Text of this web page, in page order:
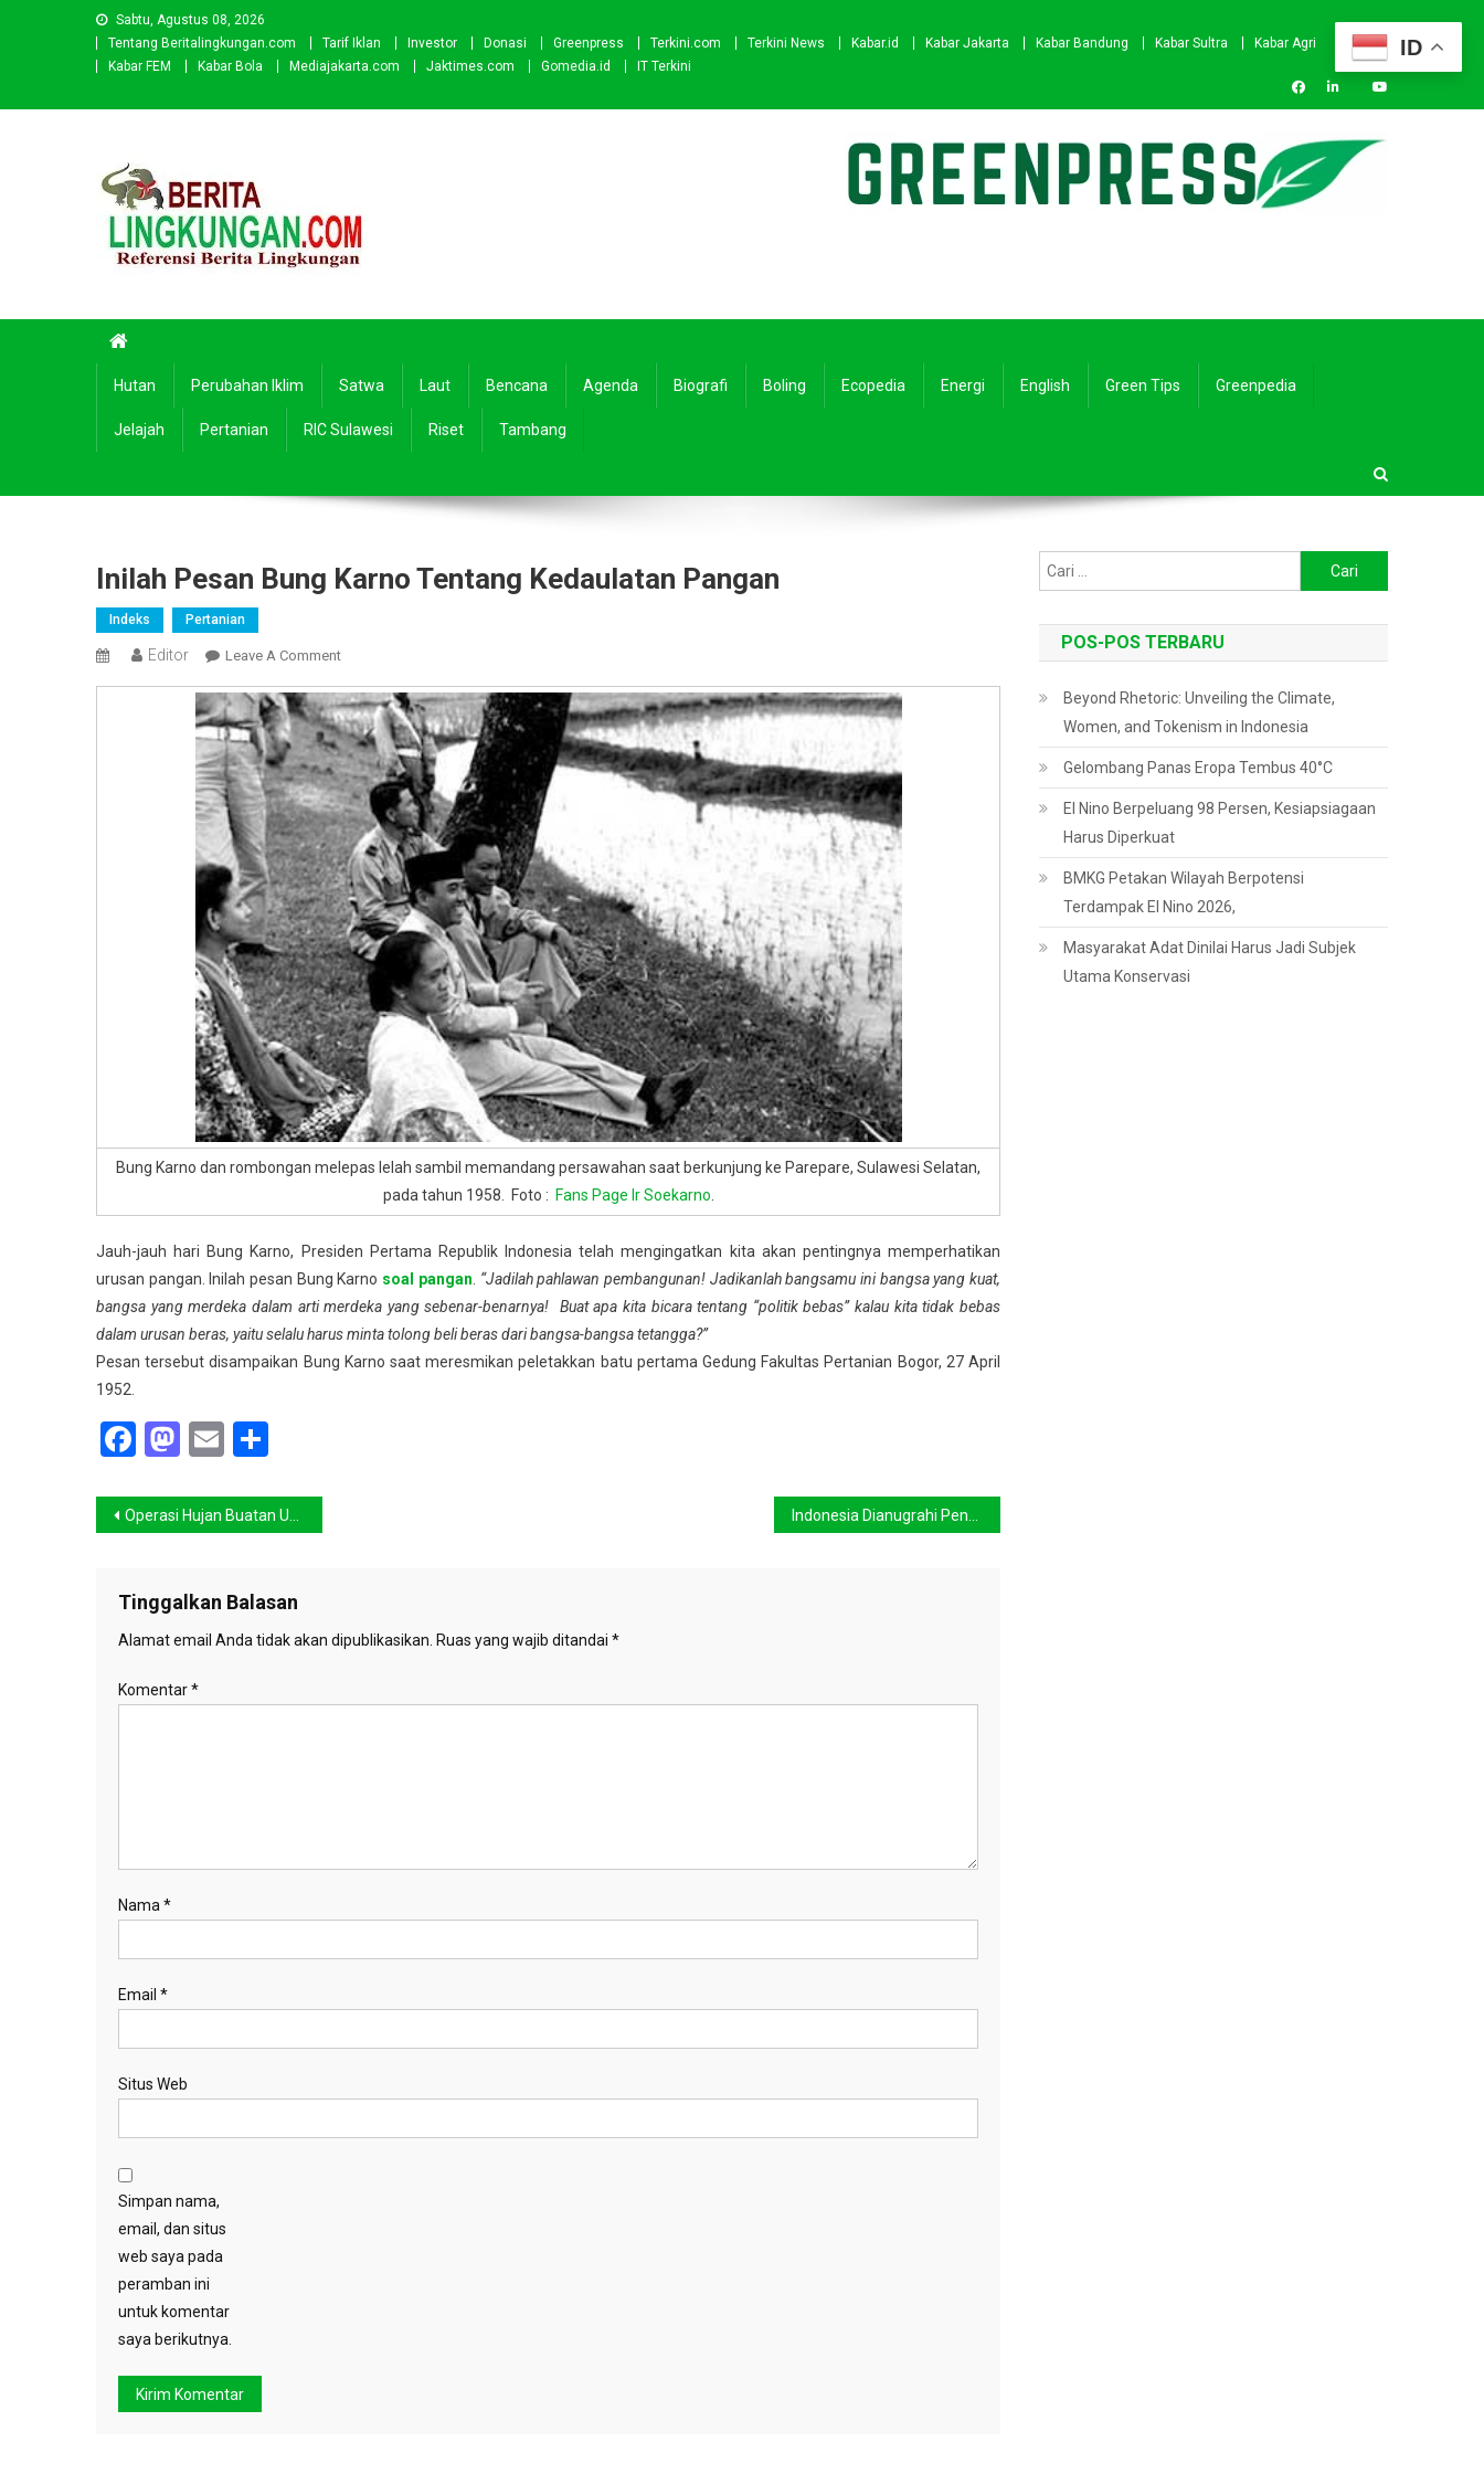
Sabtu, Agustus 08, 2026
Tentang Beritalingkungan.com
Tarif Iklan Investor Donasi Greenpress Terkini.com Terkini News Kabar.id Kabar Jakarta Kabar Bandung Kabar Sultra
Kabar Agri
Kabar FEM
Kabar Bola Mediajakarta.com Jaktimes.com Gomedia.id IT Terkini
Hutan Perubahan Iklim Satwa Laut Bencana Agenda Biografi Boling Ecopedia Energi English Green Tips Greenpedia
Jelajah Pertanian RIC Sulawesi Riset Tambang
Inilah Pesan Bung Karno Tentang Kedaulatan Pangan
Indeks Pertanian
Editor Leave A CommentOn
Pesan
Bung
Karno
Tentang
Kedaulatan
Pangan
Bung Karno dan rombongan melepas lelah sambil memandang persawahan saat berkunjung ke Parepare, Sulawesi Selatan,
pada tahun 1958. Foto : Fans Page Ir Soekarno
Jauh-jauh hari Bung Karno, Presiden Pertama Republik Indonesia telah mengingatkan kita akan pentingnya memperhatikan
urusan pangan. Inilah pesan Bung Karno soal pangan “Jadilah pahlawan pembangunan! Jadikanlah bangsamu ini bangsa yang kuat,
bangsa yang merdeka dalam arti merdeka yang sebenar-benarnya! Buat apa kita bicara tentang “politik bebas” kalau kita tidak bebas
dalam urusan beras, yaitu selalu harus minta tolong beli beras dari bangsa-bangsa tetangga?”
Pesan tersebut disampaikan Bung Karno saat meresmikan peletakkan batu pertama Gedung Fakultas Pertanian Bogor, 27 April
1952.
Facebook
Mastodon
Email
Navigasi
Operasi Hujan Buatan Untuk Atasi Kabut Asap
Tinggalkan Balasan
Alamat email Anda tidak akan dipublikasikan. Ruas yang wajib ditandai *
Komentar*
Nama *
Email *
Situs Web
Simpan nama,
email, dan situs
web saya pada
peramban ini
untuk komentar
saya berikutnya.
untuk:
POS-POS TERBARU
Beyond Rhetoric: Unveiling the Climate,
Women, and Tokenism in Indonesia
Gelombang Panas Eropa Tembus 40°C
El Nino Berpeluang 98 Persen, Kesiapsiagaan
Harus Diperkuat
BMKG Petakan Wilayah Berpotensi
Terdampak El Nino 2026,
Masyarakat Adat Dinilai Harus Jadi Subjek
Utama Konservasi
ID